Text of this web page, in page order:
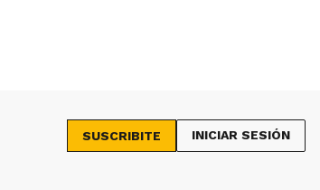
SUSCRIBITE INICIAR SESIÓN